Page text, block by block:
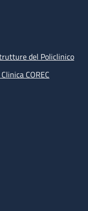
del Policlinico
COREC